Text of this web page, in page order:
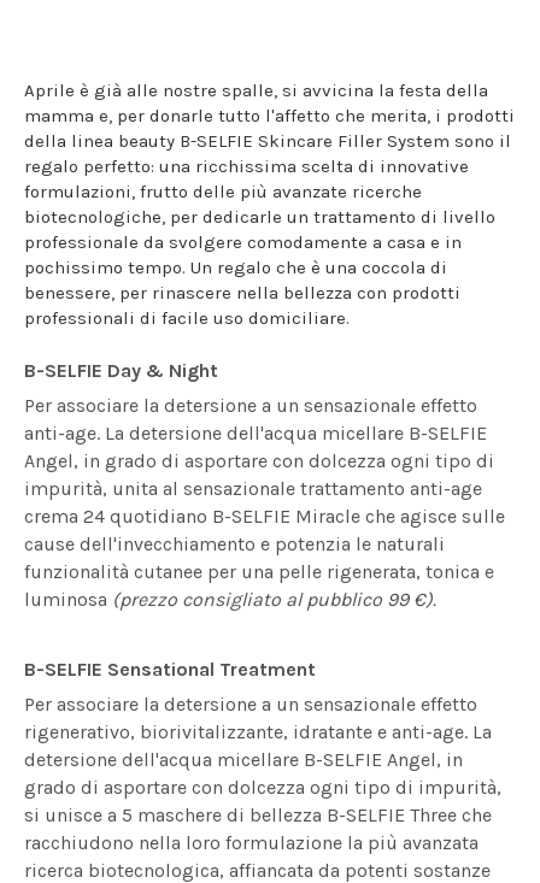
Aprile è già alle nostre spalle, si avvicina la festa della
mamma e, per donarle tutto l'affetto che merita, i prodotti
della linea beauty B-SELFIE Skincare Filler System sono il
regalo perfetto: una ricchissima scelta di innovative
formulazioni, frutto delle più avanzate ricerche
biotecnologiche, per dedicarle un trattamento di livello
professionale da svolgere comodamente a casa e in
pochissimo tempo. Un regalo che è una coccola di
benessere, per rinascere nella bellezza con prodotti
professionali di facile uso domiciliare.
B-SELFIE Day & Night
Per associare la detersione a un sensazionale effetto
anti-age. La detersione dell'acqua micellare B-SELFIE
Angel, in grado di asportare con dolcezza ogni tipo di
impurità, unita al sensazionale trattamento anti-age
crema 24 quotidiano B-SELFIE Miracle che agisce sulle
cause dell'invecchiamento e potenzia le naturali
funzionalità cutanee per una pelle rigenerata, tonica e
luminosa (prezzo consigliato al pubblico 99 €).
B-SELFIE Sensational Treatment
Per associare la detersione a un sensazionale effetto
rigenerativo, biorivitalizzante, idratante e anti-age. La
detersione dell'acqua micellare B-SELFIE Angel, in
grado di asportare con dolcezza ogni tipo di impurità,
si unisce a 5 maschere di bellezza B-SELFIE Three che
racchiudono nella loro formulazione la più avanzata
ricerca biotecnologica, affiancata da potenti sostanze